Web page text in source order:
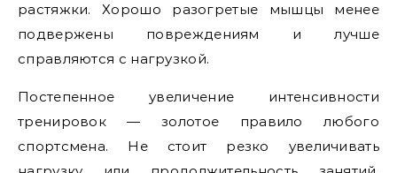
растяжки. Хорошо разогретые мышцы менее
подвержены повреждениям и лучше
справляются с нагрузкой.
Постепенное увеличение интенсивности
тренировок — золотое правило любого
спортсмена. Не стоит резко увеличивать